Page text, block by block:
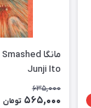
Junji Ito
635,000
565,000 تومان